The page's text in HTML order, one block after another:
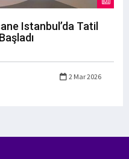
Istanbul’da Tatil
2 Mar 2026